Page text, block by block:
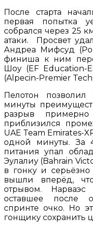
После старта
первая попытка
собрался через 25
атаки. Просвет
Андреа Мифсуд
финиша к ним
Шоу (EF Education-
(Alpecin-Premier
Пелотон позволил
минуты
разрыв
приблизился
UAE Team Emirates-
одной минуты. За
питания упал
Эулалиу (Bahrain
в гонку и
вышли вперёд,
отрывом. Нарваэс
оставшее после
спринте очко. Но
гонщику сохранить